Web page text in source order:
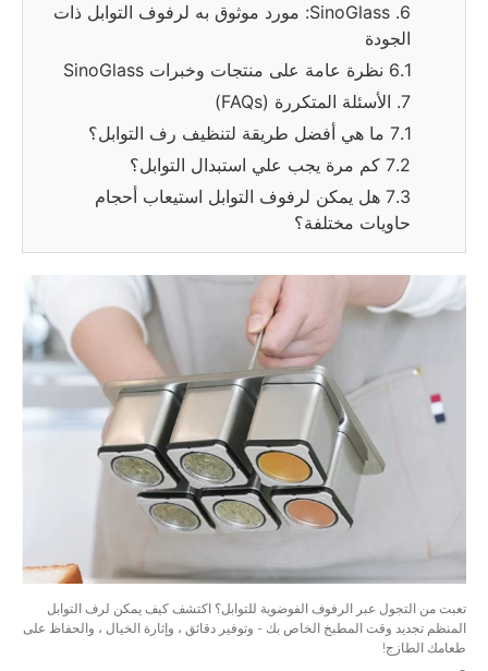
6. SinoGlass: مورد موثوق به لرفوف التوابل ذات
الجودة
6.1 نظرة عامة على منتجات وخبرات SinoGlass
7. الأسئلة المتكررة (FAQs)
7.1 ما هي أفضل طريقة لتنظيف رف التوابل؟
7.2 كم مرة يجب علي استبدال التوابل؟
7.3 هل يمكن لرفوف التوابل استيعاب أحجام
حاويات مختلفة؟
تعبت من التجول عبر الرفوف الفوضوية للتوابل؟ اكتشف كيف يمكن لرف التوابل
المنظم تجديد وقت المطبخ الخاص بك - وتوفير دقائق ، وإثارة الخيال ، والحفاظ على
طعامك الطازج!